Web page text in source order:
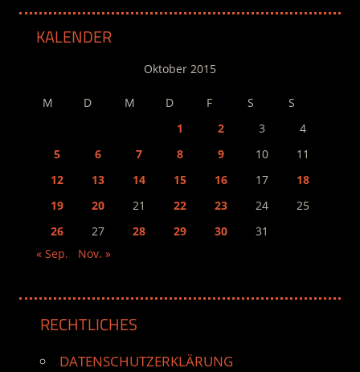
KALENDER
Oktober 2015
M D M D F S
S
1
2 3
4
5
6 7 8 9 10
11
12
13 14 15 16 17
18
19
20 21 22 23 24
25
26
27 28 29 30
31
« Sep.
Nov. »
RECHTLICHES
DATENSCHUTZERKLÄRUNG